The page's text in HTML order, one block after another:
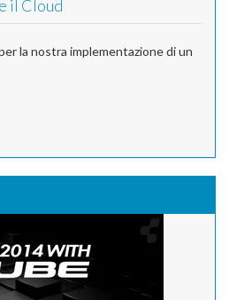
il Cloud
la nostra implementazione di un